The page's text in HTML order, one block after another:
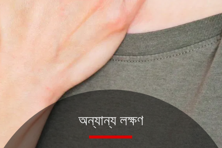
অন্যান্য লক্ষণ